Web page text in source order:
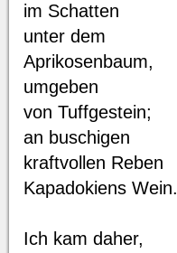
im Schatten
unter dem
Aprikosenbaum,
umgeben
von Tuffgestein;
an buschigen
kraftvollen Reben
Kapadokiens Wein.
Ich kam daher,